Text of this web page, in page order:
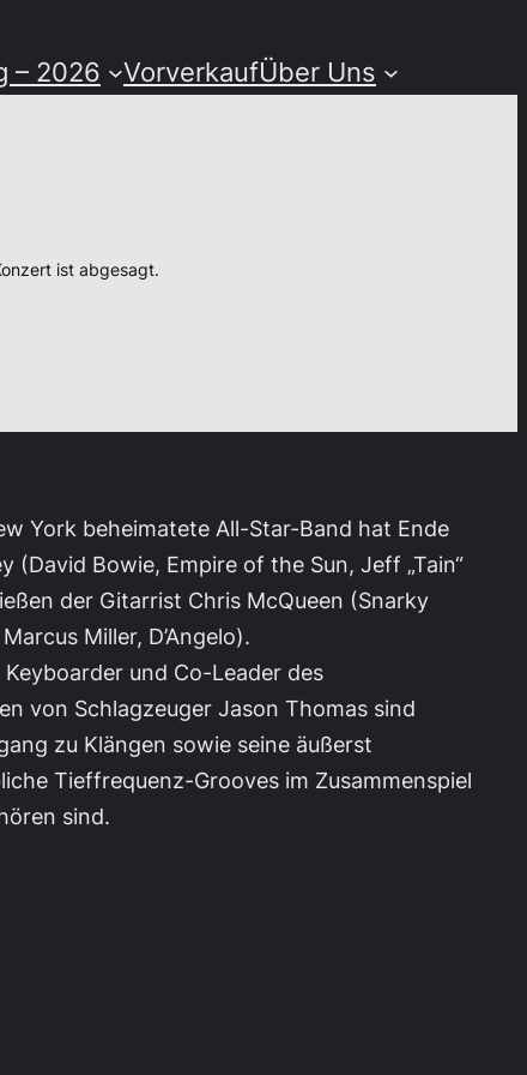
– 2026 VorverkaufÜber Uns
ist abgesagt.
York beheimatete All-Star-Band hat Ende
Bowie, Empire of the Sun, Jeff „Tain“
der Gitarrist Chris McQueen (Snarky
Miller, D’Angelo).
und Co-Leader des
von Schlagzeuger Jason Thomas sind
zu Klängen sowie seine äußerst
Tieffrequenz-Grooves im Zusammenspiel
sind.